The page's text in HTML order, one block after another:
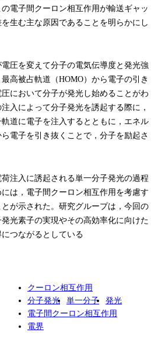
電子間クーロン相互作用が輸送ギャッ
生む主な原因であることを明らかにし
圧を変えて分子の電気伝導度と発光強
高被占軌道（HOMO）から電子の引き
において分子が発光し始めることがわ
入によって分子発光を誘起する際に，
道に電子を注入するとともに，エネル
電子を引き抜くことで，分子を励起さ
注入に誘起される単一分子発光の過程
は，電子間クーロン相互作用を考慮す
が示された。研究グループは，今回の
光素子の実現やその高効率化に向けた
つながるとしている
クーロン相互作用
分子発光
単一分子
発光
電子間クーロン相互作用
電界